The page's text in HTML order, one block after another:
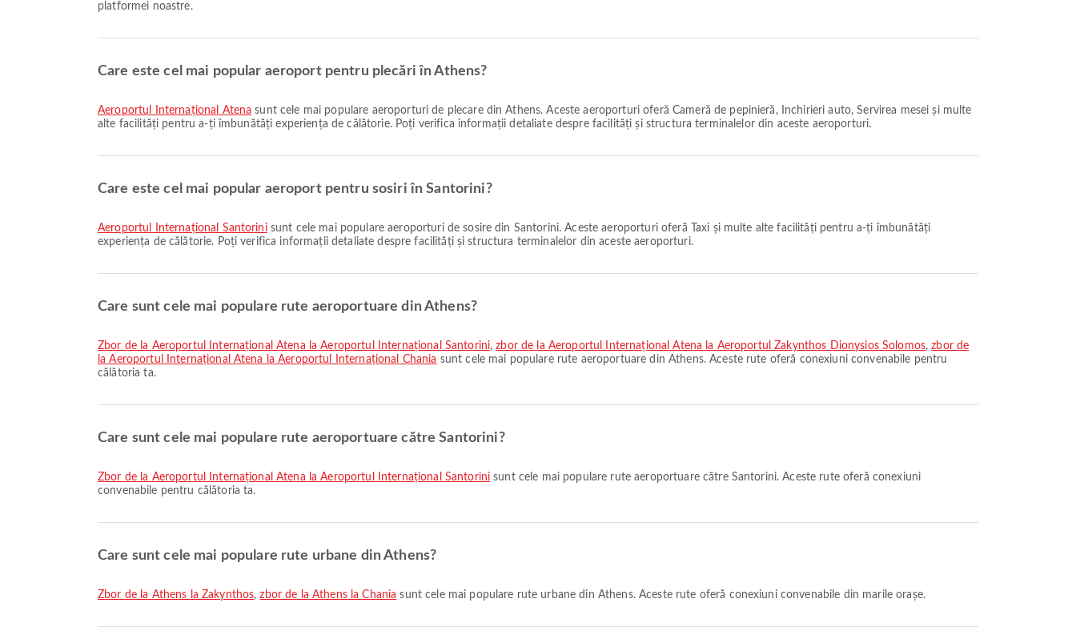
platformei noastre.
Care este cel mai popular aeroport pentru plecări în Athens?
Aeroportul Internațional Atena sunt cele mai populare aeroporturi de plecare din Athens. Aceste aeroporturi oferă Cameră de pepinieră, Închirieri auto, Servirea mesei și multe
alte facilități pentru a-ți îmbunătăți experiența de călătorie. Poți verifica informații detaliate despre facilități și structura terminalelor din aceste aeroporturi.
Care este cel mai popular aeroport pentru sosiri în Santorini?
Aeroportul Internațional Santorinisunt cele mai populare aeroporturi de sosire din Santorini. Aceste aeroporturi oferă Taxi și multe alte facilități pentru a-ți îmbunătăți
experiența de călătorie. Poți verifica informații detaliate despre facilități și structura terminalelor din aceste aeroporturi.
Care sunt cele mai populare rute aeroportuare din Athens?
zbor de la Aeroportul Internațional Atena la Aeroportul Internațional Santorini,zbor de la Aeroportul Internațional Atena la Aeroportul Zakynthos Dionysios Solomos,zbor de
la Aeroportul Internațional Atena la Aeroportul Internațional Chania sunt cele mai populare rute aeroportuare din Athens. Aceste rute oferă conexiuni convenabile pentru
călătoria ta.
Care sunt cele mai populare rute aeroportuare către Santorini?
zbor de la Aeroportul Internațional Atena la Aeroportul Internațional Santorini sunt cele mai populare rute aeroportuare către Santorini. Aceste rute oferă conexiuni
convenabile pentru călătoria ta.
Care sunt cele mai populare rute urbane din Athens?
zbor de la Athens la Zakynthos,zbor de la Athens la Chania sunt cele mai populare rute urbane din Athens. Aceste rute oferă conexiuni convenabile din marile orașe.